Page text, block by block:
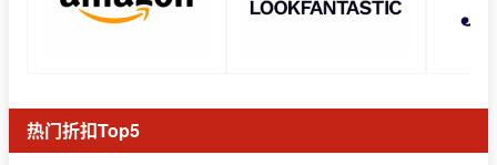
热门折扣Top5